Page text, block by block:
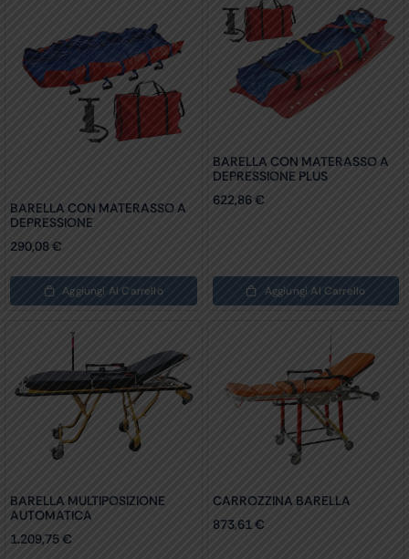
BARELLA CON MATERASSO A
DEPRESSIONE
290,08€
Aggiungi Al Carrello
BARELLA CON MATERASSO A
DEPRESSIONE PLUS
622,86 €
Aggiungi Al Carrello
BARELLA MULTIPOSIZIONE
AUTOMATICA
1.209,75€
CARROZZINA BARELLA
873,61€